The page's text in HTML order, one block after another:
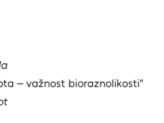
– važnost bioraznolikosti“